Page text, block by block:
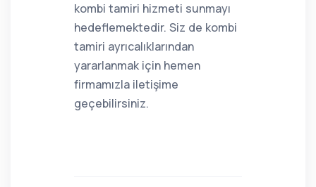
kombi tamiri hizmeti sunmayı
hedeflemektedir. Siz de kombi
tamiri ayrıcalıklarından
yararlanmak için hemen
firmamızla iletişime
geçebilirsiniz.